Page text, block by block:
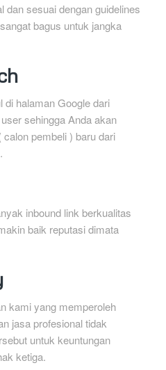
dan sesuai dengan guidelines
bagus untuk jangka
halaman Google dari
sehingga Anda akan
pembeli ) baru dari
inbound link berkualitas
baik reputasi dimata
kami yang memperoleh
jasa profesional tidak
untuk keuntungan
ketiga.